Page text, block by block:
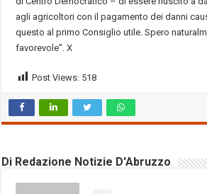
agli agricoltori con il pagamento dei danni
questo al primo Consiglio utile. Spero
favorevole”. X
Post Views: 518
Di Redazione Notizie D'Abruzzo